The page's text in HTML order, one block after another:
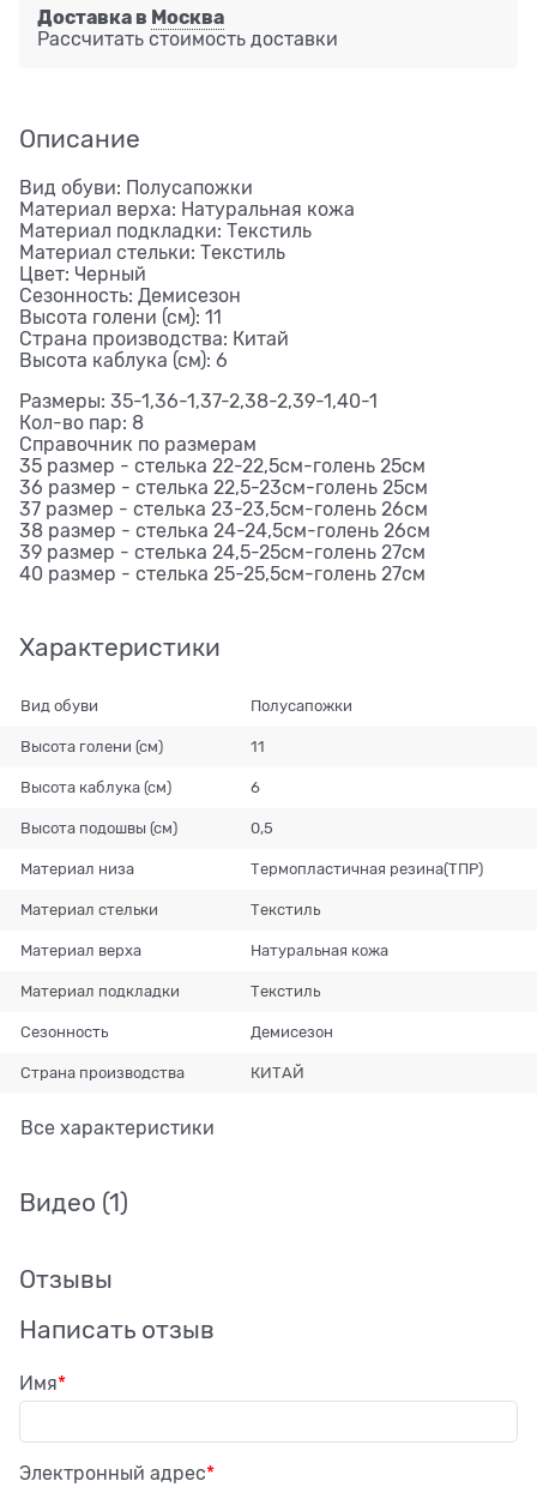
Доставка в Москва
Рассчитать стоимость доставки
Описание
Вид обуви: Полусапожки
Материал верха: Натуральная кожа
Материал подкладки: Текстиль
Материал стельки: Текстиль
Цвет: Черный
Сезонность: Демисезон
Высота голени (см): 11
Страна производства: Китай
Высота каблука (см): 6
Размеры: 35-1,36-1,37-2,38-2,39-1,40-1
Кол-во пар: 8
Справочник по размерам
35 размер - стелька 22-22,5см-голень 25см
36 размер - стелька 22,5-23см-голень 25см
37 размер - стелька 23-23,5см-голень 26см
38 размер - стелька 24-24,5см-голень 26см
39 размер - стелька 24,5-25см-голень 27см
40 размер - стелька 25-25,5см-голень 27см
Характеристики
Вид обуви Полусапожки
Высота голени (см) 11
Высота каблука (см) 6
Высота подошвы (см) 0,5
Материал низа Термопластичная резина(ТПР)
Материал стельки Текстиль
Материал верха Натуральная кожа
Материал подкладки Текстиль
Сезонность Демисезон
Страна производства КИТАЙ
Все характеристики
Видео (1)
Отзывы
Написать отзыв
Имя
Электронный адрес